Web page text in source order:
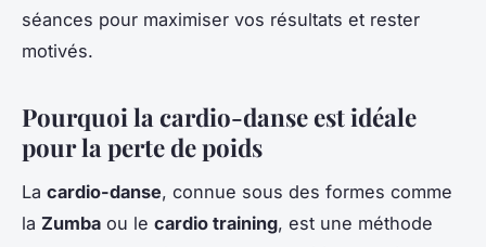
séances pour maximiser vos résultats et rester
motivés.
Pourquoi la cardio-danse est idéale
pour la perte de poids
La cardio-danse, connue sous des formes comme
la Zumba ou le cardio training, est une méthode